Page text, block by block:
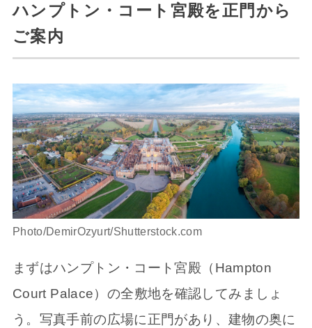
ハンプトン・コート宮殿を正門から
ご案内
Photo/DemirOzyurt/Shutterstock.com
まずはハンプトン・コート宮殿（Hampton
Court Palace）の全敷地を確認してみましょ
う。写真手前の広場に正門があり、建物の奥に